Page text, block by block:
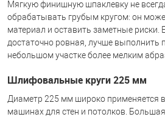
Мягкую финишную шпаклевку не
обрабатывать грубым кругом: он
материал и оставить заметные риски.
достаточно ровная, лучше
небольшом участке более мелким
Шлифовальные круги 225 мм
Диаметр 225 мм широко применяется
машинах для стен и потолков.